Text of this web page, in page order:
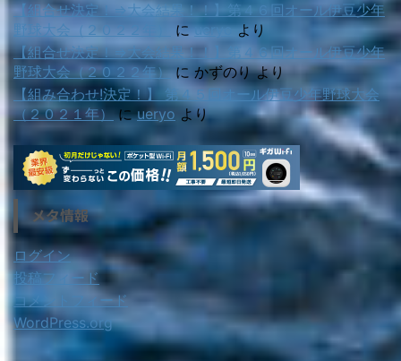
【組合せ決定！⇒大会結果！！】第４６回オール伊豆少年
野球大会（２０２２年）
にueryoより
【組合せ決定！⇒大会結果！！】第４６回オール伊豆少年
野球大会（２０２２年）に かずのりより
【組み合わせ!決定！】 第４５回オール伊豆少年野球大会
（２０２１年）にueryo より
メタ情報
ログイン
投稿フィード
コメントフィード
WordPress.org